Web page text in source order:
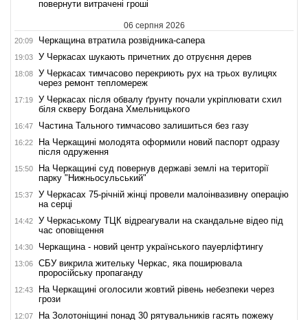
повернути витрачені гроші
06 серпня 2026
20:09 Черкащина втратила розвідника-сапера
19:03 У Черкасах шукають причетних до отруєння дерев
18:08
У Черкасах тимчасово перекриють рух на трьох вулицях
через ремонт тепломереж
17:19
У Черкасах після обвалу ґрунту почали укріплювати схил
біля скверу Богдана Хмельницького
16:47 Частина Тального тимчасово залишиться без газу
16:22
На Черкащині молодята оформили новий паспорт одразу
після одруження
15:50
На Черкащині суд повернув державі землі на території
парку "Нижньосульський"
15:37
У Черкасах 75-річній жінці провели малоінвазивну операцію
на серці
14:42
У Черкаському ТЦК відреагували на скандальне відео під
час оповіщення
14:30 Черкащина - новий центр українського пауерліфтингу
13:06
СБУ викрила жительку Черкас, яка поширювала
проросійську пропаганду
12:43
На Черкащині оголосили жовтий рівень небезпеки через
грози
12:07 На Золотоніщині понад 30 рятувальників гасять пожежу